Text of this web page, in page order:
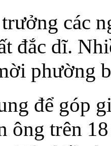
các
đắc dĩ.
phường
để góp
ông trên